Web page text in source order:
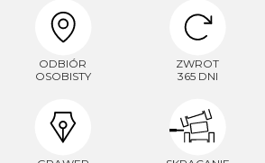
ODBIÓR
OSOBISTY
ZWROT
365 DNI